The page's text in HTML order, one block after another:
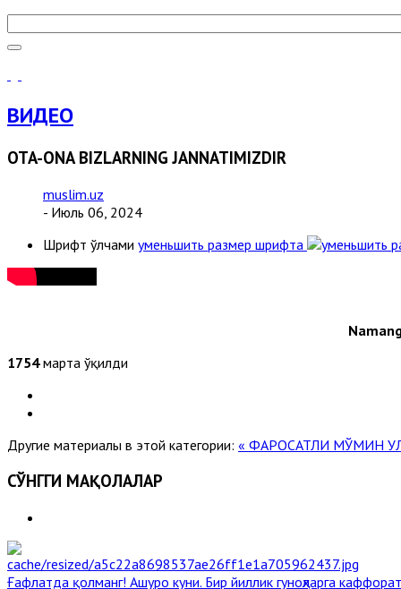
ВИДЕО
OTA-ONA BIZLARNING JANNATIMIZDIR
muslim.uz
- Июль 06, 2024
Шрифт ўлчами уменьшить размер шрифта
1754марта ўқилди
Другие материалы в этой категории: « ФАРОСАТЛИ МЎМИН
СЎНГГИ МАҚОЛАЛАР
Ғафлатда қолманг! Ашуро куни. Бир йиллик гуноҳларга